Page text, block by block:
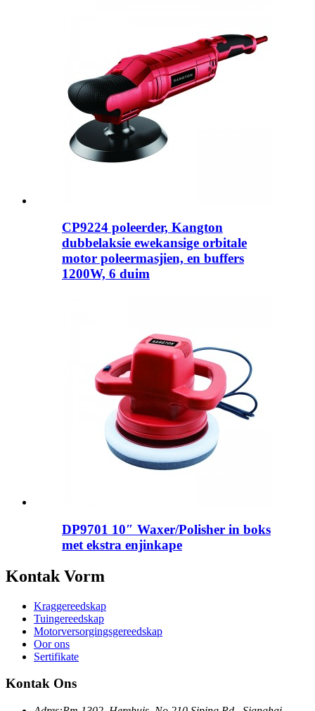
CP9224 poleerder, Kangton
dubbelaksie ewekansige orbitale
motor poleermasjien, en buffers
1200W, 6 duim
DP9701 10″ Waxer/Polisher in boks
met ekstra enjinkape
Kontak Vorm
Kraggereedskap
Tuingereedskap
Motorversorgingsgereedskap
Oor ons
Sertifikate
Kontak Ons